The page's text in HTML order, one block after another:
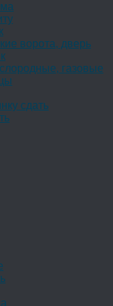
ворота, дверь
газовые
сдать